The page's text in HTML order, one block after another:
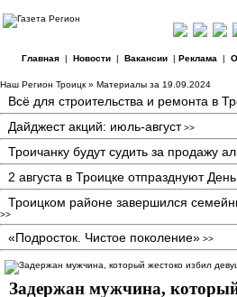
Главная| Новости| Вакансии| Реклама |
Наш Регион Троицк » Материалы за 19.09.2024
Всё для строительства и ремонта в
Дайджест акций: июль-август>>
Троичанку будут судить за продажу
2 августа в Троицке отпразднуют
Троицком районе завершился
>>
«Подросток. Чистое поколение» >>
Задержан мужчина,